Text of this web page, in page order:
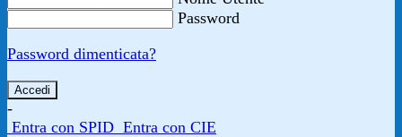
Password
Password dimenticata?
-
Entra con SPID Entra con CIE